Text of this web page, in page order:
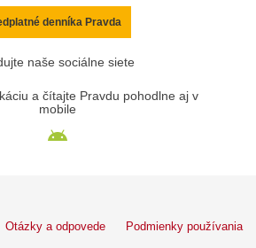
denníka Pravda
naše sociálne siete
a čítajte Pravdu pohodlne aj v
mobile
Otázky a odpovede Podmienky používania